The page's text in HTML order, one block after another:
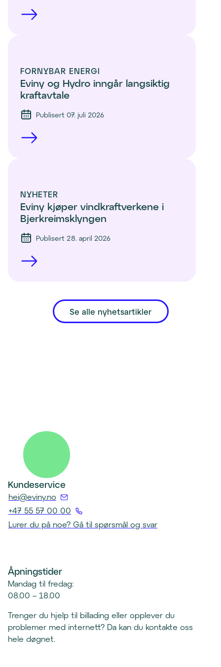
FORNYBAR ENERGI
Eviny og Hydro inngår langsiktig
kraftavtale
Publisert 07. juli 2026
NYHETER
Eviny kjøper vindkraftverkene i
Bjerkreimsklyngen
Publisert 28. april 2026
Se alle nyhetsartikler
Kundeservice
hei@eviny.no(
Å
n
o
t
k
+47 55 57 00 00
(
e
r
t
e
f
Lurer du på noe? Gå til spørsmål og svar
Åpningstider
Mandag til fredag:
08.00 – 18.00
Trenger du hjelp til billading eller opplever du
problemer med internett? Da kan du kontakte oss
hele døgnet.